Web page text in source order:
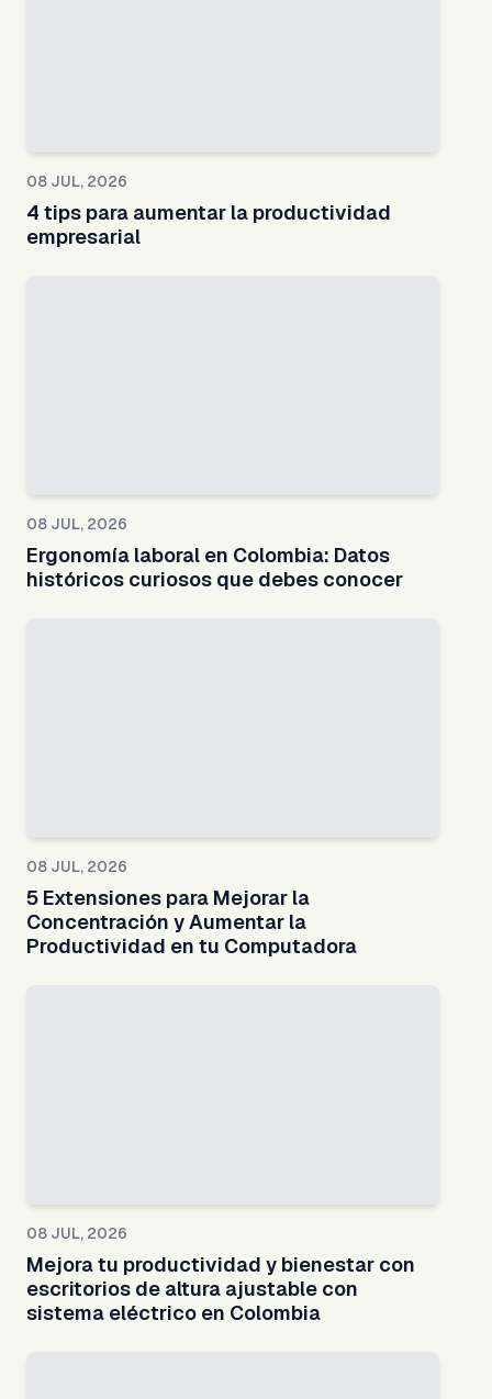
08 JUL, 2026
4 tips para aumentar la productividad
empresarial
08 JUL, 2026
Ergonomía laboral en Colombia: Datos
históricos curiosos que debes conocer
08 JUL, 2026
5 Extensiones para Mejorar la
Concentración y Aumentar la
Productividad en tu Computadora
08 JUL, 2026
Mejora tu productividad y bienestar con
escritorios de altura ajustable con
sistema eléctrico en Colombia